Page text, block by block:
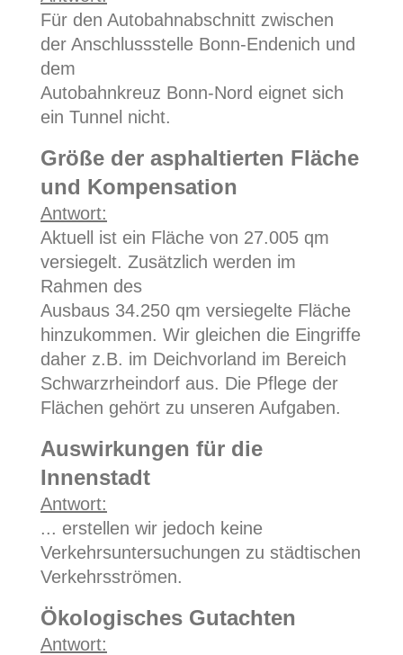
Für den Autobahnabschnitt zwischen
der Anschlussstelle Bonn-Endenich und
dem
Autobahnkreuz Bonn-Nord eignet sich
ein Tunnel nicht.
Größe der asphaltierten Fläche
und Kompensation
Antwort:
Aktuell ist ein Fläche von 27.005 qm
versiegelt. Zusätzlich werden im
Rahmen des
Ausbaus 34.250 qm versiegelte Fläche
hinzukommen. Wir gleichen die Eingriffe
daher z.B. im Deichvorland im Bereich
Schwarzrheindorf aus. Die Pflege der
Flächen gehört zu unseren Aufgaben.
Auswirkungen für die
Innenstadt
Antwort:
... erstellen wir jedoch keine
Verkehrsuntersuchungen zu städtischen
Verkehrsströmen.
Ökologisches Gutachten
Antwort: